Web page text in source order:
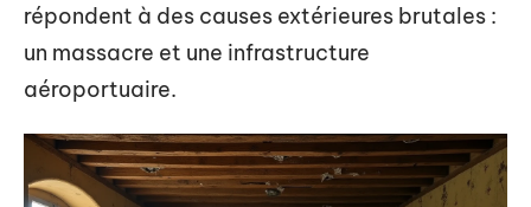
répondent à des causes extérieures brutales :
un massacre et une infrastructure
aéroportuaire.